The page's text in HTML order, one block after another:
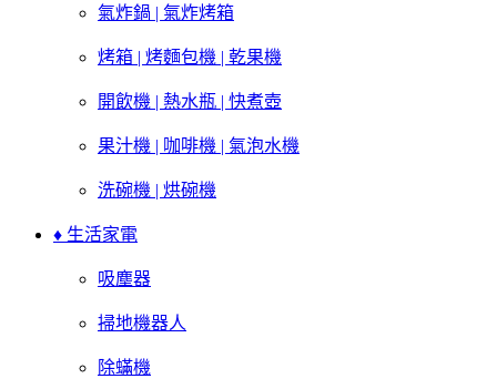
氣炸鍋 | 氣炸烤箱
烤箱 | 烤麵包機 | 乾果機
開飲機 | 熱水瓶 | 快煮壺
果汁機 | 咖啡機 | 氣泡水機
洗碗機 | 烘碗機
♦ 生活家電
吸塵器
掃地機器人
除蟎機